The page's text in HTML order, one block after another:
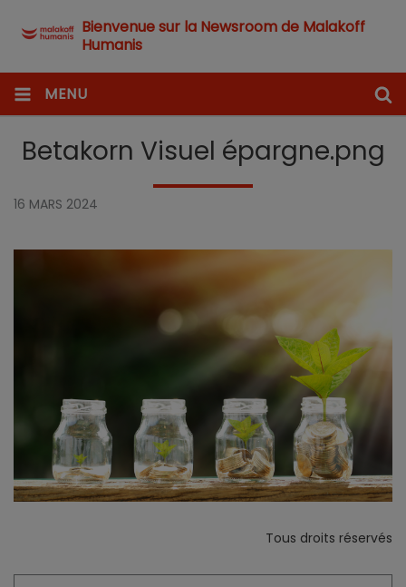
Bienvenue sur la Newsroom de Malakoff
Humanis
MENU
Betakorn Visuel épargne.png
16 MARS 2024
Tous droits réservés